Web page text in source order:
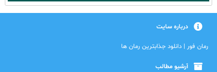
درباره سایت
رمان فور | دانلود جذابترین رمان ها
آرشیو مطالب